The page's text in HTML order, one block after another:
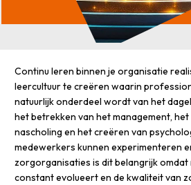
Continu leren binnen je organisatie
leercultuur te creëren waarin
natuurlijk onderdeel wordt van het
het betrekken van het management,
nascholing en het creëren van
medewerkers kunnen experimenteren
zorgorganisaties is dit belangrijk omdat
constant evolueert en de kwaliteit van